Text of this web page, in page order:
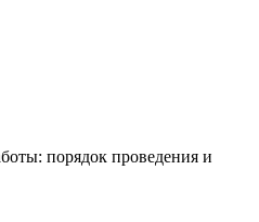
порядок проведения и